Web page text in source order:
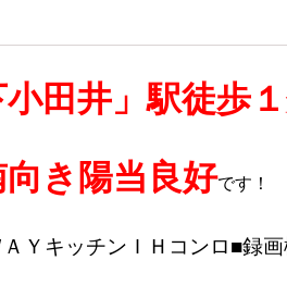
田井」駅徒歩
向き陽当良好です！
ＹキッチンＩＨコンロ■録